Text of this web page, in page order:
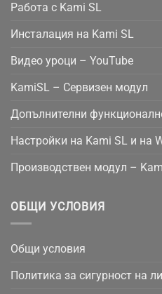
Работа с Kami SL
Инсталация на Kami SL
Видео уроци – YouTube
KamiSL – Сервизен модул
Допълнителни
Настройки на Kami SL и на
Производствен модул –
ОБЩИ УСЛОВИЯ
Общи условия
Политика за сигурност на